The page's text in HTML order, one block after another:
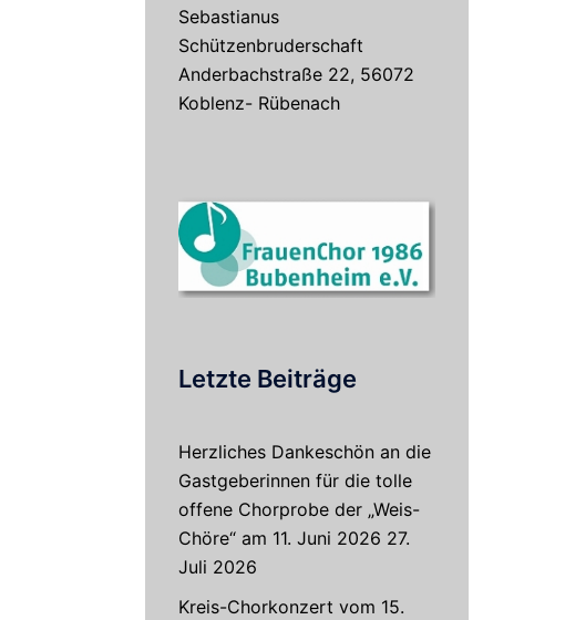
Sebastianus
Schützenbruderschaft
Anderbachstraße 22, 56072
Koblenz- Rübenach
Letzte Beiträge
Herzliches Dankeschön an die
Gastgeberinnen für die tolle
offene Chorprobe der „Weis-
Chöre“ am 11. Juni 2026 27.
Juli 2026
Kreis-Chorkonzert vom 15.